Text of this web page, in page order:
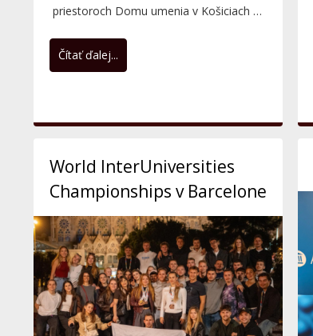
priestoroch Domu umenia v Košiciach a
Čítať ďalej...
World InterUniversities
Championships v Barcelone